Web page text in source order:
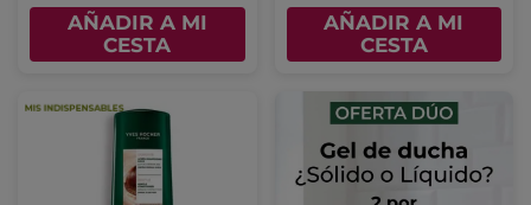
AÑADIR A MI
CESTA
AÑADIR A MI
CESTA